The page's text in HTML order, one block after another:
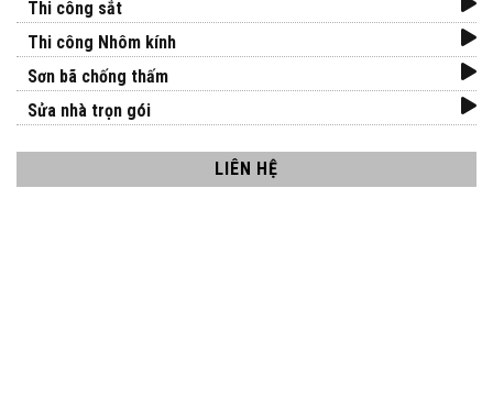
Thi công sắt
Thi công Nhôm kính
Sơn bã chống thấm
Sửa nhà trọn gói
LIÊN HỆ